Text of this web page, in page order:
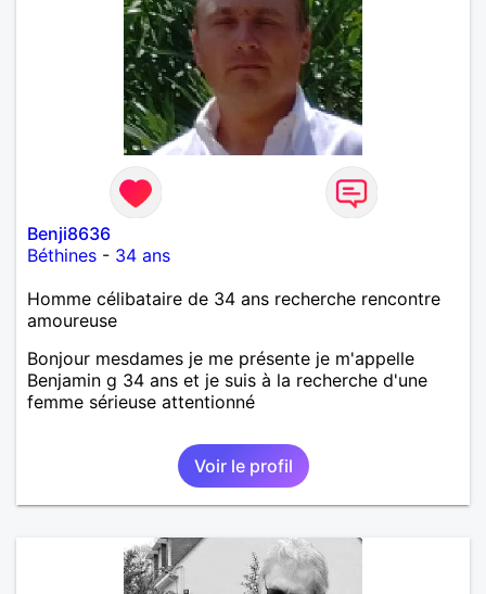
Benji8636
Béthines - 34 ans
Homme célibataire de 34 ans recherche rencontre
amoureuse
Bonjour mesdames je me présente je m'appelle
Benjamin g 34 ans et je suis à la recherche d'une
femme sérieuse attentionné
Voir le profil